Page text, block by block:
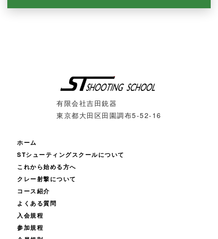
有限会社吉田銃器
東京都大田区田園調布5-52-16
ホーム
STシューティングスクールについて
これから始める方へ
クレー射撃について
コース紹介
よくある質問
入会規程
参加規程